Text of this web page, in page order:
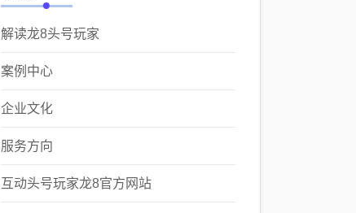
解读龙8头号玩家
案例中心
企业文化
服务方向
互动头号玩家龙8官方网站